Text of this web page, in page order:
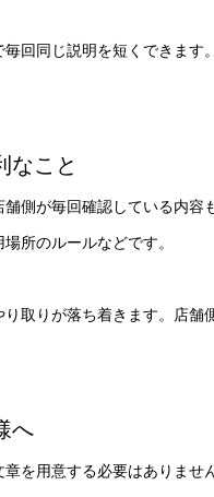
回同じ説明を短くできま
なこと
側が毎回確認している内容
所のルールなどです。
取りが落ち着きます。店
へ
を用意する必要はありま